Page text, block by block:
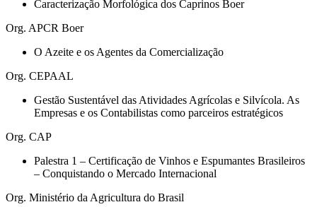
Caracterização Morfológica dos Caprinos Boer
Org. APCR Boer
O Azeite e os Agentes da Comercialização
Org. CEPAAL
Gestão Sustentável das Atividades Agrícolas e Silvícola. As
Empresas e os Contabilistas como parceiros estratégicos
Org. CAP
Palestra 1 – Certificação de Vinhos e Espumantes Brasileiros
– Conquistando o Mercado Internacional
Org. Ministério da Agricultura do Brasil